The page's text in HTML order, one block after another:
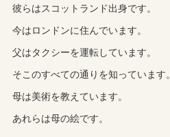
彼らはスコットランド出身です。
今はロンドンに住んでいます。
父はタクシーを運転しています。
そこのすべての通りを知っています。
母は美術を教えています。
あれらは母の絵です。